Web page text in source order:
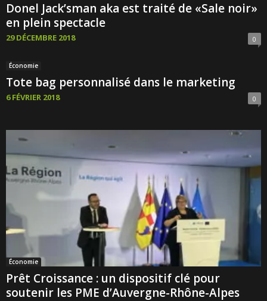
Donel Jack’sman aka est traité de «Sale noir»
en plein spectacle
29 DÉCEMBRE 2018 0
Économie
Tote bag personnalisé dans le marketing
6 FÉVRIER 2018 0
Économie
Prêt Croissance : un dispositif clé pour
soutenir les PME d’Auvergne-Rhône-Alpes